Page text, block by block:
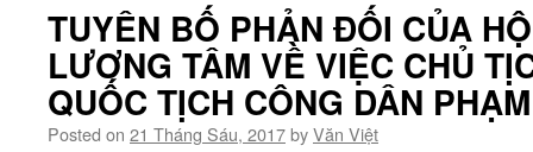
TUYÊN BỐ PHẢN ĐỐI CỦA
LƯƠNG TÂM VỀ VIỆC CHỦ
QUỐC TỊCH CÔNG DÂN
Posted on 21 Tháng Sáu, 2017byVăn Việt